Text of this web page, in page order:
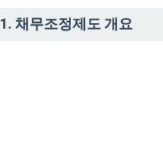
1. 채무조정제도 개요